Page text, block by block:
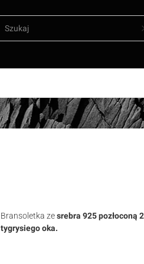
Bransoletka zesrebra 925 pozłoconą
tygrysiego oka.